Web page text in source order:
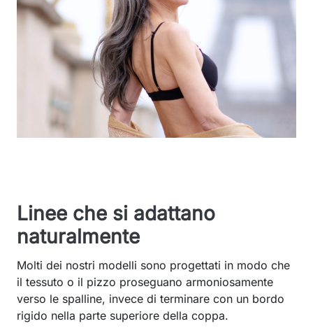
Linee che si adattano
naturalmente
Molti dei nostri modelli sono progettati in modo che
il tessuto o il pizzo proseguano armoniosamente
verso le spalline, invece di terminare con un bordo
rigido nella parte superiore della coppa.